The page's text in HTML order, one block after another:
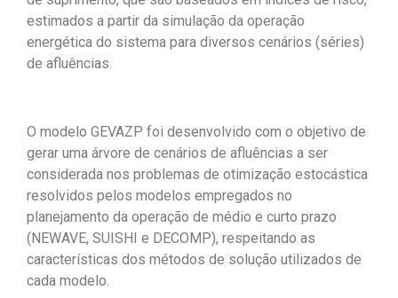
estimados a partir da simulação da operação
energética do sistema para diversos cenários (séries)
de afluências.
O modelo GEVAZP foi desenvolvido com o objetivo de
gerar uma árvore de cenários de afluências a ser
considerada nos problemas de otimização estocástica
resolvidos pelos modelos empregados no
planejamento da operação de médio e curto prazo
(NEWAVE, SUISHI e DECOMP), respeitando as
características dos métodos de solução utilizados de
cada modelo.